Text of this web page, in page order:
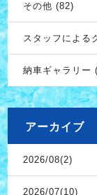
その他 (82)
スタッフによる
納車ギャラリー
アーカイブ
2026/08(2)
2026/07(10)